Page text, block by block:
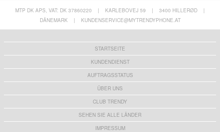
MTP DK APS, VAT: DK 37860220 | KARLEBOVEJ 59 | 3400 HILLERØD
|
DÄNEMARK
| KUNDENSERVICE@MYTRENDYPHONE.AT
STARTSEITE
KUNDENDIENST
AUFTRAGSSTATUS
ÜBER UNS
CLUB TRENDY
SEHEN SIE ALLE LÄNDER
IMPRESSUM